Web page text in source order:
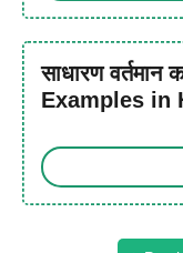
साधारण
Examples in